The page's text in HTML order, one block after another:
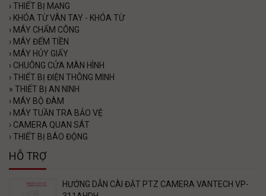
›THIẾT BỊ MẠNG
› KHÓA TỪ VÂN TAY - KHÓA TỪ
› MÁY CHẤM CÔNG
› MÁY ĐẾM TIỀN
› MÁY HỦY GIẤY
› CHUÔNG CỬA MÀN HÌNH
›THIẾT BỊ ĐIỆN THÔNG MINH
» THIẾT BỊ AN NINH
› MÁY BỘ ĐÀM
› MÁY TUẦN TRA BẢO VỆ
› CAMERA QUAN SÁT
›THIẾT BỊ BÁO ĐỘNG
HỖ TRỢ
HƯỚNG DẪN CÀI ĐẶT PTZ CAMERA VANTECH VP-